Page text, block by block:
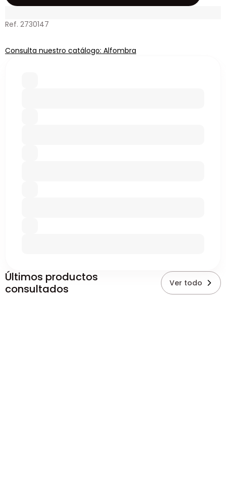
Ref. 2730147
Consulta nuestro catálogo: Alfombra
Últimos productos
consultados
Ver todo